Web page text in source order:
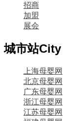
招商
加盟
展会
城市站City
上海母婴网
北京母婴网
广东母婴网
浙江母婴网
江苏母婴网